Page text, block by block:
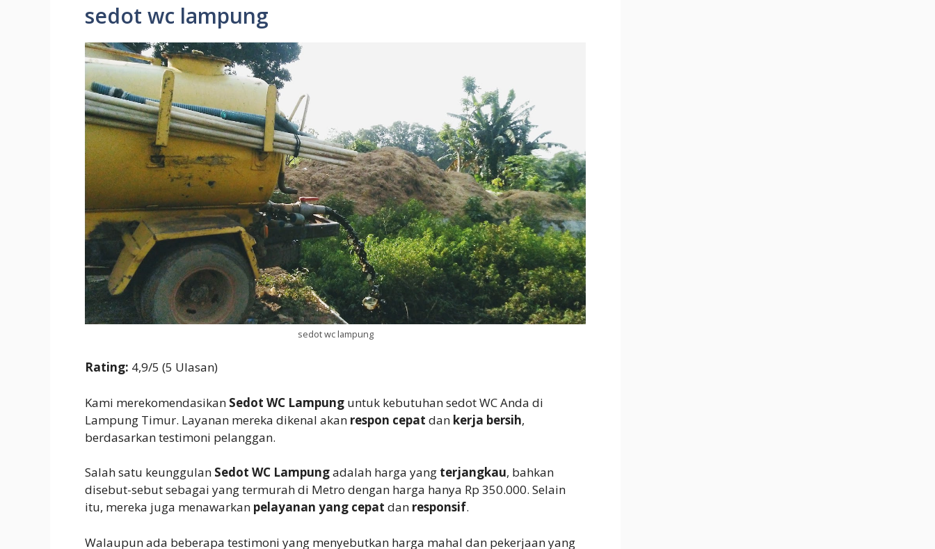
sedot wc lampung
sedot wc lampung
Rating: 4,9/5 (5 Ulasan)
Kami merekomendasikan Sedot WC Lampung untuk kebutuhan sedot WC Anda di
Lampung Timur. Layanan mereka dikenal akan respon cepat dan kerja bersih,
berdasarkan testimoni pelanggan.
Salah satu keunggulan Sedot WC Lampungadalah harga yang terjangkau, bahkan
disebut-sebut sebagai yang termurah di Metro dengan harga hanya Rp 350.000. Selain
itu, mereka juga menawarkan pelayanan yang cepat dan responsif.
Walaupun ada beberapa testimoni yang menyebutkan harga mahal dan pekerjaan yang